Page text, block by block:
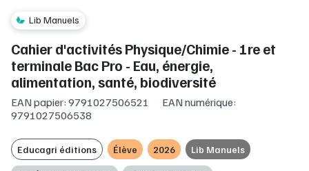
Lib Manuels
Cahier d'activités Physique/Chimie - 1re et
terminale Bac Pro - Eau, énergie,
alimentation, santé, biodiversité
EAN papier: 9791027506521
EAN numérique:
9791027506538
Educagri éditions Élève 2026 Lib Manuels